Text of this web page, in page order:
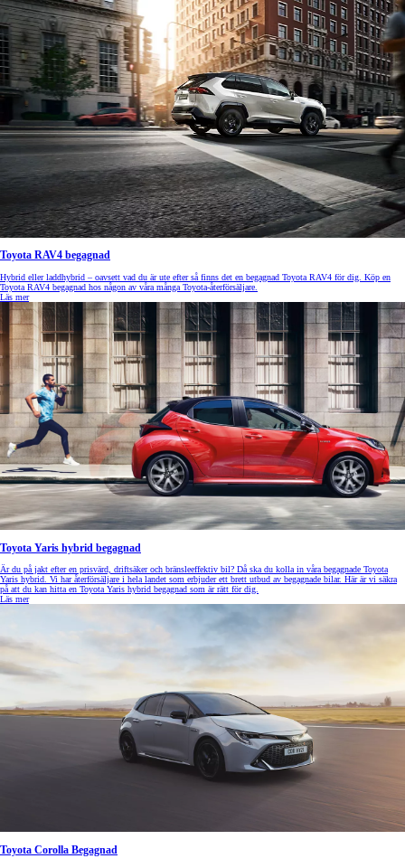
Toyota RAV4 begagnad
Hybrid eller laddhybrid – oavsett vad du är ute efter så finns det en begagnad Toyota RAV4 för dig. Köp en
Toyota RAV4 begagnad hos någon av våra många Toyota-återförsäljare.
Läs mer
Toyota Yaris hybrid begagnad
Är du på jakt efter en prisvärd, driftsäker och bränsleeffektiv bil? Då ska du kolla in våra begagnade Toyota
Yaris hybrid. Vi har återförsäljare i hela landet som erbjuder ett brett utbud av begagnade bilar. Här är vi säkra
på att du kan hitta en Toyota Yaris hybrid begagnad som är rätt för dig.
Läs mer
Toyota Corolla Begagnad